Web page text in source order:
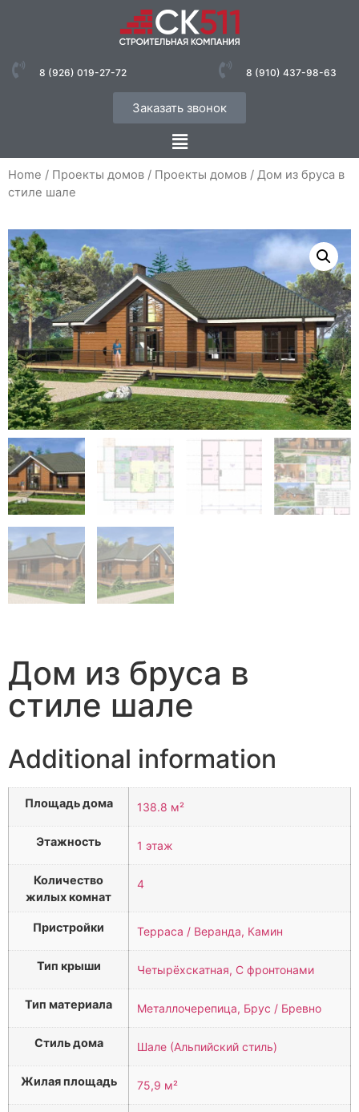
8 (926) 019-27-72 8 (910) 437-98-63
Заказать звонок
Home / Проекты домов / Проекты домов / Дом из бруса в
стиле шале
Дом из бруса в
стиле шале
Additional information
Площадь дома 138.8 м²
Этажность 1 этаж
Количество
жилых комнат
4
Пристройки Терраса / Веранда, Камин
Тип крыши Четырёхскатная, С фронтонами
Тип материала Металлочерепица, Брус / Бревно
Стиль дома Шале (Альпийский стиль)
Жилая площадь 75,9 м²